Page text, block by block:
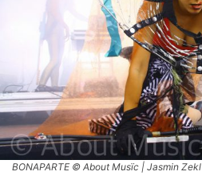
BONAPARTE © About Musïc | Jasmin Zekl